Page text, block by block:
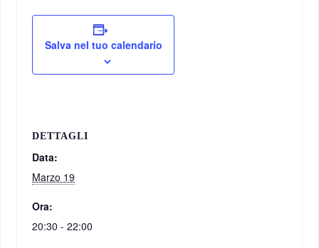
Salva nel tuo calendario
DETTAGLI
Data:
Marzo 19
Ora:
20:30 - 22:00